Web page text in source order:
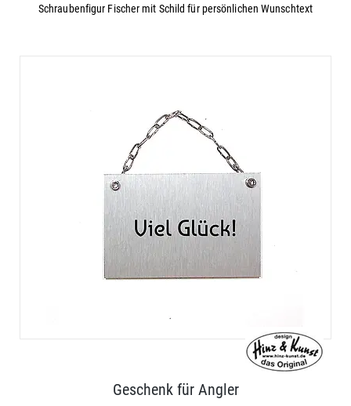
Schraubenfigur Fischer mit Schild für persönlichen Wunschtext
Geschenk für Angler